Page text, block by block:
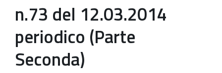
n.73 del 12.03.2014
periodico (Parte
Seconda)